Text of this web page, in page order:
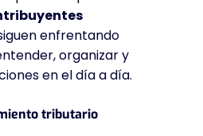
enfrentando
organizar y
en el día a día.
tributario